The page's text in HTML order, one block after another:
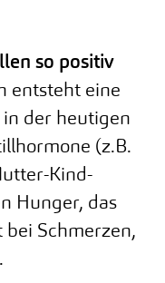
so positiv
entsteht eine
der heutigen
(z.B.
Kind-
Hunger, das
Schmerzen,